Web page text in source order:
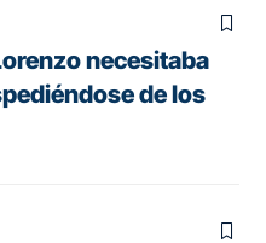
necesitaba
de los